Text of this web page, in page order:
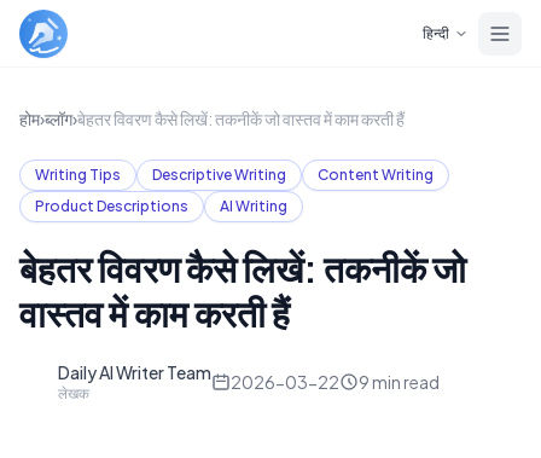
हिन्दी
होम›ब्लॉग›बेहतर विवरण कैसे लिखें: तकनीकें जो वास्तव में काम करती हैं
Writing Tips Descriptive Writing
Content Writing
Product Descriptions
AI Writing
बेहतर विवरण कैसे लिखें: तकनीकें जो
वास्तव में काम करती हैं
Daily AI Writer Team
लेखक
2026-03-22 9 min read